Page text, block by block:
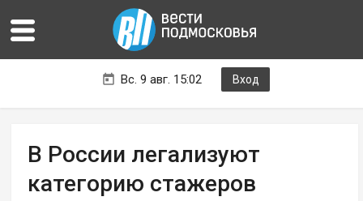
Вс. 9 авг. 15:02 Вход
В России легализуют
категорию стажеров